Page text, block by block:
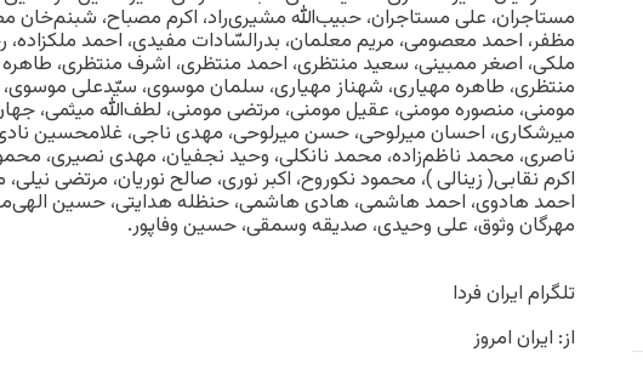
مستاجران، علی مستاجران، حبیب‌الله مشیری‌راد، اکرم مصباح، شبنم‌خان
مظفر، احمد معصومی، مریم معلمان، بدرالسّادات مفیدی، احمد ملکزاده،
ملکی، اصغر ممبینی، سعید منتظری، احمد منتظری، اشرف منتظری،
منتظری، طاهره مهیاری، شهناز مهیاری، سلمان موسوی، سیّدعلی موسوی،
مومنی، منصوره مومنی، عقیل مومنی، مرتضی مومنی، لطف‌الله میثمی،
میرشکاری، احسان میرلوحی، حسن میرلوحی، مهدی ناجی، غلامحسین نادی،
ناصری، محمد ناظم‌زاده، محمد نانکلی، وحید نجفیان، مهدی نصیری،
اکرم نقابی( زینالی )، محمود نکوروح، اکبر نوری، صالح نوریان، مرتضی
احمد هادوی، احمد هاشمی، هادی هاشمی، حنظله هدایتی، حسین
مهرگان وثوق، علی وحیدی، صدیقه وسمقی، حسین وفاپور.
تلگرام ایران فردا
از: ایران امروز